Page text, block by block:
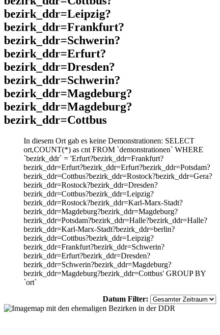
bezirk_ddr=Leipzig?
bezirk_ddr=Frankfurt?
bezirk_ddr=Schwerin?
bezirk_ddr=Erfurt?
bezirk_ddr=Dresden?
bezirk_ddr=Schwerin?
bezirk_ddr=Magdeburg?
bezirk_ddr=Magdeburg?
bezirk_ddr=Cottbus
In diesem Ort gab es keine Demonstrationen: SELECT
ort,COUNT(*) as cnt FROM `demonstrationen` WHERE
`bezirk_ddr` = 'Erfurt?bezirk_ddr=Frankfurt?
bezirk_ddr=Erfurt?bezirk_ddr=Erfurt?bezirk_ddr=Potsdam?
bezirk_ddr=Cottbus?bezirk_ddr=Rostock?bezirk_ddr=Gera?
bezirk_ddr=Rostock?bezirk_ddr=Dresden?
bezirk_ddr=Cottbus?bezirk_ddr=Leipzig?
bezirk_ddr=Rostock?bezirk_ddr=Karl-Marx-Stadt?
bezirk_ddr=Magdeburg?bezirk_ddr=Magdeburg?
bezirk_ddr=Potsdam?bezirk_ddr=Halle?bezirk_ddr=Halle?
bezirk_ddr=Karl-Marx-Stadt?bezirk_ddr=berlin?
bezirk_ddr=Cottbus?bezirk_ddr=Leipzig?
bezirk_ddr=Frankfurt?bezirk_ddr=Schwerin?
bezirk_ddr=Erfurt?bezirk_ddr=Dresden?
bezirk_ddr=Schwerin?bezirk_ddr=Magdeburg?
bezirk_ddr=Magdeburg?bezirk_ddr=Cottbus' GROUP BY
`ort`
Datum Filter: